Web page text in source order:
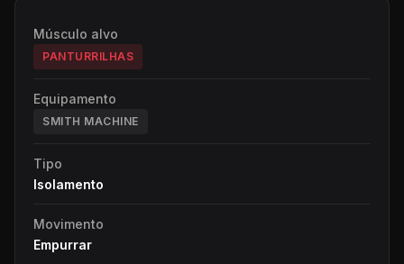
Músculo alvo
PANTURRILHAS
Equipamento
SMITH MACHINE
Tipo
Isolamento
Movimento
Empurrar